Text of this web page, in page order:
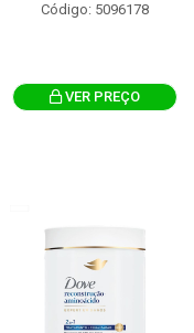
Código: 5096178
VER PREÇO